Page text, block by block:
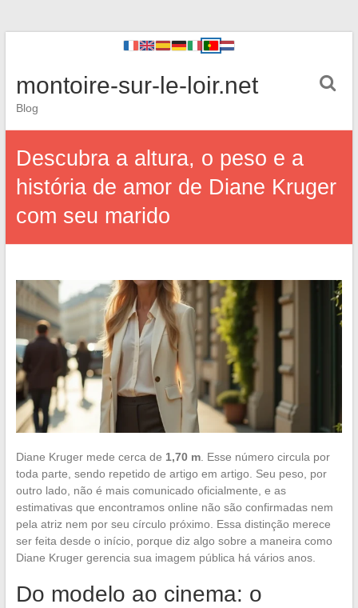
montoire-sur-le-loir.net
Blog
Descubra a altura, o peso e a
história de amor de Diane Kruger
com seu marido
Diane Kruger mede cerca de 1,70 m. Esse número circula por
toda parte, sendo repetido de artigo em artigo. Seu peso, por
outro lado, não é mais comunicado oficialmente, e as
estimativas que encontramos online não são confirmadas nem
pela atriz nem por seu círculo próximo. Essa distinção merece
ser feita desde o início, porque diz algo sobre a maneira como
Diane Kruger gerencia sua imagem pública há vários anos.
Do modelo ao cinema: o